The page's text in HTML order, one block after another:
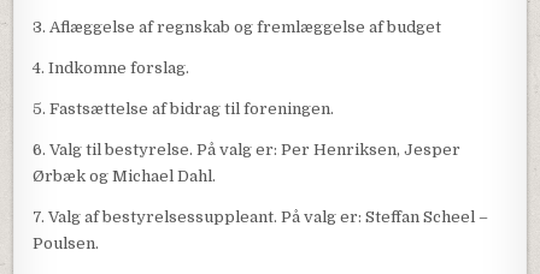
3. Aflæggelse af regnskab og fremlæggelse af budget
4. Indkomne forslag.
5. Fastsættelse af bidrag til foreningen.
6. Valg til bestyrelse. På valg er: Per Henriksen, Jesper
Ørbæk og Michael Dahl.
7. Valg af bestyrelsessuppleant. På valg er: Steffan Scheel –
Poulsen.